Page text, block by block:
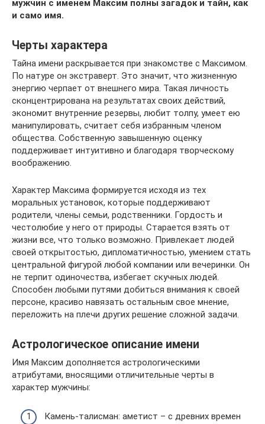
мужчин с именем Максим полны загадок и тайн, как
и само имя.
Черты характера
Тайна имени раскрывается при знакомстве с Максимом.
По натуре он экстраверт. Это значит, что жизненную
энергию черпает от внешнего мира. Такая личность
сконцентрирована на результатах своих действий,
экономит внутренние резервы, любит толпу, умеет ею
манипулировать, считает себя избранным членом
общества. Собственную завышенную оценку
поддерживает интуитивно и благодаря творческому
воображению.
Характер Максима формируется исходя из тех
моральных установок, которые поддерживают
родители, члены семьи, родственники. Гордость и
честолюбие у него от природы. Старается взять от
жизни все, что только возможно. Привлекает людей
своей открытостью, дипломатичностью, умением стать
центральной фигурой любой компании или вечеринки. Он
не терпит одиночества, избегает скучных людей.
Способен любыми путями добиться внимания к своей
персоне, красиво навязать остальным свое мнение,
переложить на плечи других решение сложной задачи.
Астрологическое описание имени
Имя Максим дополняется астрологическими
атрибутами, вносящими отличительные черты в
характер мужчины:
Камень-талисман: аметист – с древних времен